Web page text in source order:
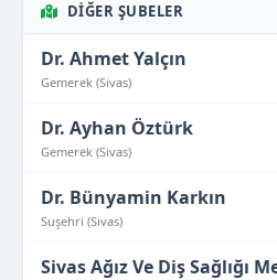
DIĞER ŞUBELER
Dr. Ahmet Yalçın
Gemerek (Sivas)
Dr. Ayhan Öztürk
Gemerek (Sivas)
Dr. Bünyamin Karkın
Suşehri (Sivas)
Sivas Ağız Ve Diş Sağlığı